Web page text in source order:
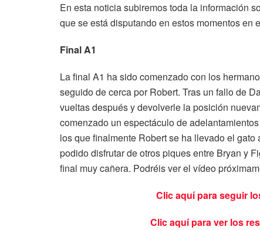
En esta noticia subiremos toda la información
que se está disputando en estos momentos en
Final A1
La final A1 ha sido comenzado con los
seguido de cerca por Robert. Tras un fallo de
vueltas después y devolverle la posición
comenzado un espectáculo de
los que finalmente Robert se ha llevado el
podido disfrutar de otros piques entre Bryan y
final muy cañera. Podréis ver el vídeo
Clic aquí para seguir
Clic aquí para ver los